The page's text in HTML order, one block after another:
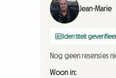
Jean-Marie
Identiteit
Nog geen resensies
Woon in: